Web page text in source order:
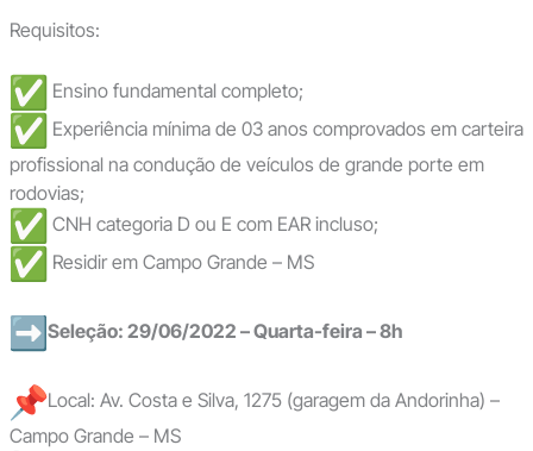
Requisitos:
Ensino fundamental completo;
Experiência mínima de 03 anos comprovados em carteira
profissional na condução de veículos de grande porte em
rodovias;
CNH categoria D ou E com EAR incluso;
Residir em Campo Grande – MS
Seleção: 29/06/2022 – Quarta-feira – 8h
Local: Av. Costa e Silva, 1275 (garagem da Andorinha) –
Campo Grande – MS